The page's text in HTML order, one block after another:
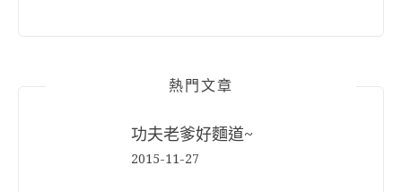
熱門文章
功夫老爹好麵道~
2015-11-27